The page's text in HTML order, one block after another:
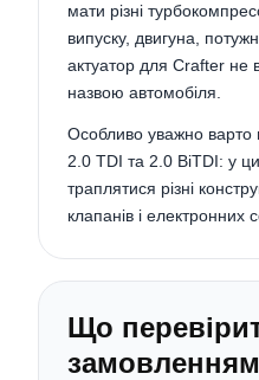
мати різні
випуску, двигуна,
актуатор для Crafter не
назвою автомобіля.
Особливо уважно варто
2.0 TDI та 2.0 BiTDI: у
траплятися різні
клапанів і електронних
Що
замовленням